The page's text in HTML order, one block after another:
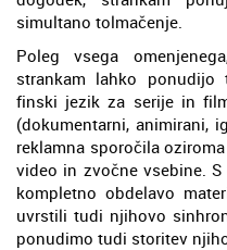
simultano tolmačenje.
Poleg vsega
strankam lahko
finski jezik za serije in
(dokumentarni, animirani,
reklamna sporočila
video in zvočne vsebine.
kompletno obdelavo
uvrstili tudi njihovo
ponudimo tudi storitev